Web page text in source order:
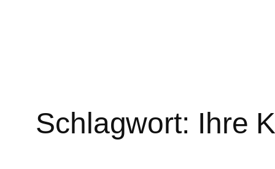
Schlagwort: Ihre